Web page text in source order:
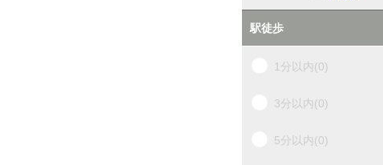
駅徒歩
1分以内(0)
3分以内(0)
5分以内(0)